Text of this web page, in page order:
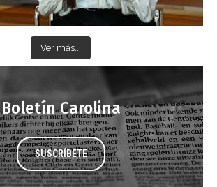
Ver más...
Boletín Carolina
SUSCRÍBETE